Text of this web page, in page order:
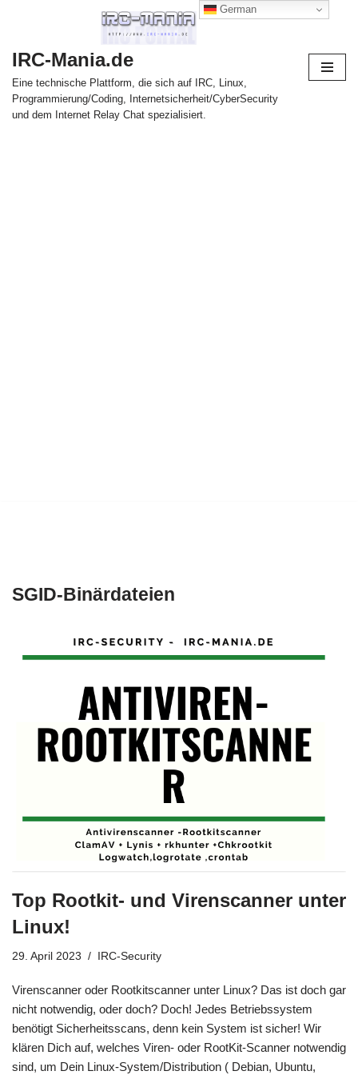
Inhalt
springen
IRC-Mania.de
Eine technische Plattform, die sich auf IRC, Linux,
Programmierung/Coding, Internetsicherheit/CyberSecurity
und dem Internet Relay Chat spezialisiert.
SGID-Binärdateien
Top Rootkit- und Virenscanner unter
Linux!
29. April 2023 IRC-Security
Virenscanner oder Rootkitscanner unter Linux? Das ist doch gar
nicht notwendig, oder doch? Doch! Jedes Betriebssystem
benötigt Sicherheitsscans, denn kein System ist sicher! Wir
klären Dich auf, welches Viren- oder RootKit-Scanner notwendig
sind, um Dein Linux-System/Distribution ( Debian, Ubuntu,
German